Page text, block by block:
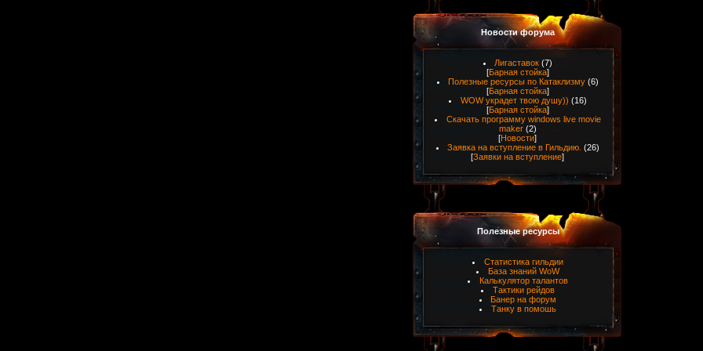
Новости форума
Лигаставок (7)
[Барная стойка]
Полезные ресурсы по Катаклизму (6)
[Барная стойка]
WOW украдет твою душу)) (16)
[Барная стойка]
Скачать программу windows live movie
maker (2)
[Новости]
Заявка на вступление в Гильдию. (26)
[Заявки на вступление]
Полезные ресурсы
Статистика гильдии
База знаний WoW
Калькулятор талантов
Тактики рейдов
Банер на форум
Танку в помошь